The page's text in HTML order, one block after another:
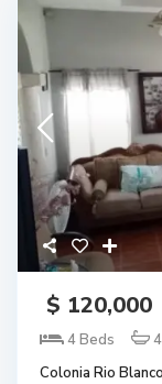
$ 120,000
4 Beds
Colonia Rio